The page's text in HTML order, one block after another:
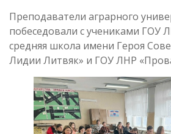
Преподаватели аграрного
побеседовали с учениками ГОУ
средняя школа имени Героя
Лидии Литвяк» и ГОУ ЛНР